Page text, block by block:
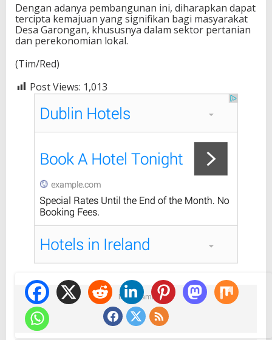
Dengan adanya pembangunan ini, diharapkan dapat
tercipta kemajuan yang signifikan bagi masyarakat
Desa Garongan, khususnya dalam sektor pertanian
dan perekonomian lokal.
(Tim/Red)
Post Views: 1,013
Ikuti Kami